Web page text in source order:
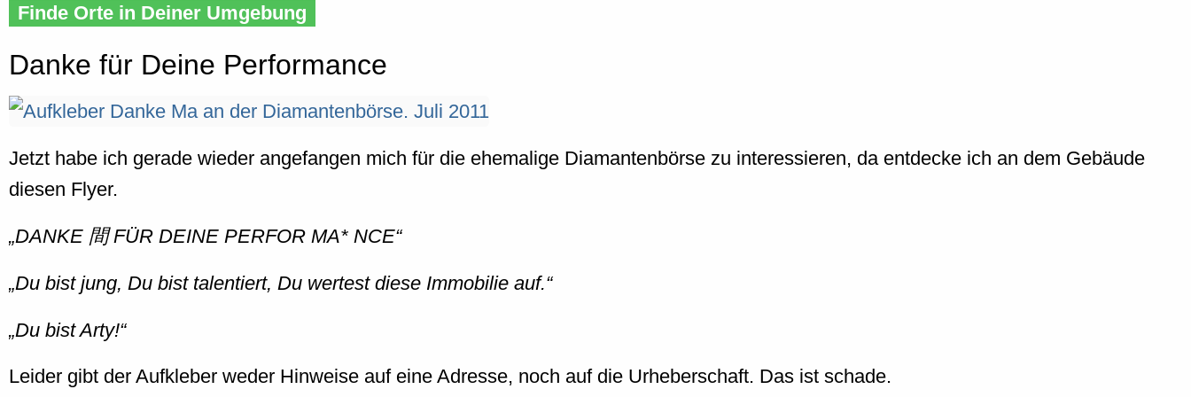
Finde Orte in Deiner Umgebung
Danke für Deine Performance
Jetzt habe ich gerade wieder angefangen mich für die ehemalige Diamantenbörse zu interessieren, da entdecke ich an dem Gebäude
diesen Flyer.
DANKE 間 FÜR DEINE PERFOR MA* NCE
Du bist jung, Du bist talentiert, Du wertest diese Immobilie auf.
Du bist Arty!
Leider gibt der Aufkleber weder Hinweise auf eine Adresse, noch auf die Urheberschaft. Das ist schade.